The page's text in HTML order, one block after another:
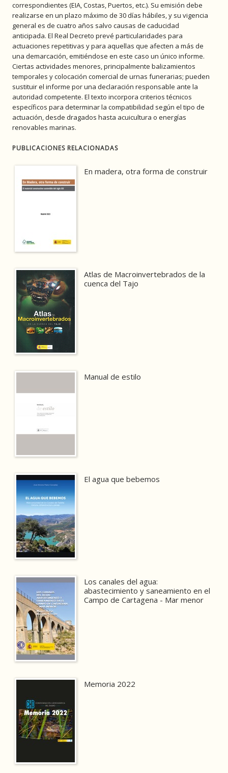
correspondientes (EIA, Costas, Puertos, etc.). Su emisión debe
realizarse en un plazo máximo de 30 días hábiles, y su vigencia
general es de cuatro años salvo causas de caducidad
anticipada. El Real Decreto prevé particularidades para
actuaciones repetitivas y para aquellas que afecten a más de
una demarcación, emitiéndose en este caso un único informe.
Ciertas actividades menores, principalmente balizamientos
temporales y colocación comercial de urnas funerarias; pueden
sustituir el informe por una declaración responsable ante la
autoridad competente. El texto incorpora criterios técnicos
específicos para determinar la compatibilidad según el tipo de
actuación, desde dragados hasta acuicultura o energías
renovables marinas.
PUBLICACIONES RELACIONADAS
En madera, otra forma de construir
Atlas de Macroinvertebrados de la
cuenca del Tajo
Manual de estilo
El agua que bebemos
Los canales del agua:
abastecimiento y saneamiento en el
Campo de Cartagena - Mar menor
Memoria 2022